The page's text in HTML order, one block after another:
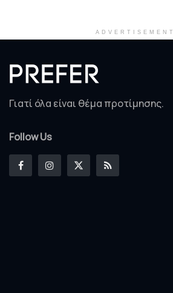
ADVERTISEMENT
Γιατί όλα είναι θέμα προτίμησης.
Follow Us